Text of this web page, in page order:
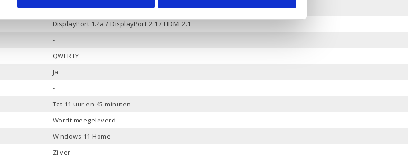
Hoofdtelefoon / Microfoon combo
DisplayPort 1.4a / DisplayPort 2.1 / HDMI 2.1
-
QWERTY
Ja
-
Tot 11 uur en 45 minuten
Wordt meegeleverd
Windows 11 Home
Zilver